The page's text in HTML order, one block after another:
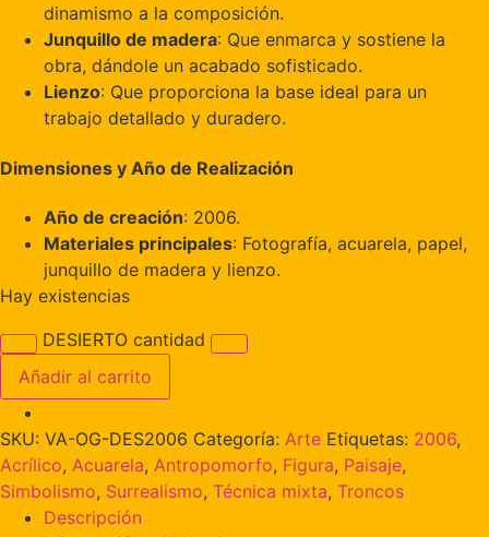
dinamismo a la composición.
Junquillo de madera: Que enmarca y sostiene la
obra, dándole un acabado sofisticado.
Lienzo: Que proporciona la base ideal para un
trabajo detallado y duradero.
Dimensiones y Año de Realización
Año de creación: 2006.
Materiales principales: Fotografía, acuarela, papel,
junquillo de madera y lienzo.
Hay existencias
DESIERTO cantidad
Añadir al carrito
SKU: VA-OG-DES2006 Categoría: Arte Etiquetas: 2006,
Acrílico, Acuarela, Antropomorfo, Figura, Paisaje,
Simbolismo, Surrealismo, Técnica mixta, Troncos
Descripción